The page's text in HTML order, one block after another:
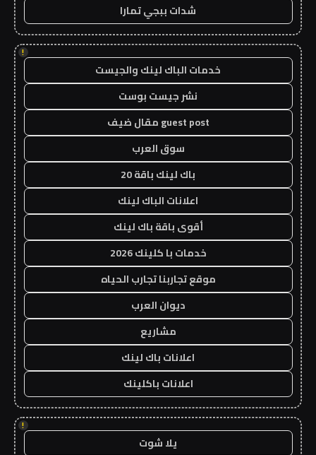
شدات ببجي تمارا
!
خدمات الباك لينك والجيست
نشر جيست بوست
guest post مقال ضيف
سوق العرب
باك لينك باقة 20
اعلانات الباك لينك
أقوى باقة باك لينك
خدمات با كلينك 2026
موقع تجاربنا تجارب الحياه
ديوان العرب
مشاريع
اعلانات باك لينك
اعلانات باكلينك
!
يلا شوت